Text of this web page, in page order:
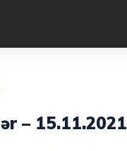
– 15.11.2021